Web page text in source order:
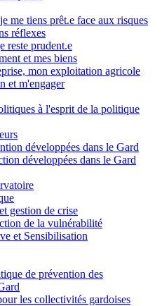
me tiens prêt.e face aux risques
réflexes
reste prudent.e
et mes biens
mon exploitation agricole
et m'engager
à l'esprit de la politique
développées dans le Gard
développées dans le Gard
gestion de crise
de la vulnérabilité
et Sensibilisation
de prévention des
les collectivités gardoises